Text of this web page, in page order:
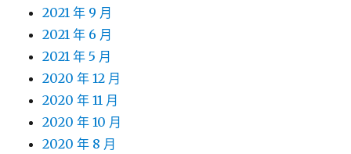
2021 年 9 月
2021 年 6 月
2021 年 5 月
2020 年 12 月
2020 年 11 月
2020 年 10 月
2020 年 8 月